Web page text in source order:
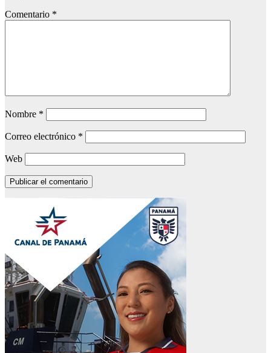
Comentario *
Nombre *
Correo electrónico *
Web